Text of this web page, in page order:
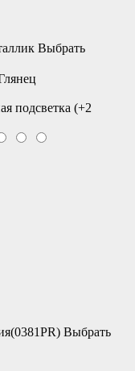
Выбрать
подсветка (+2
Выбрать